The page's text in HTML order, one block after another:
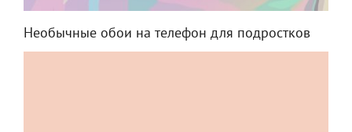
Необычные обои на телефон для подростков